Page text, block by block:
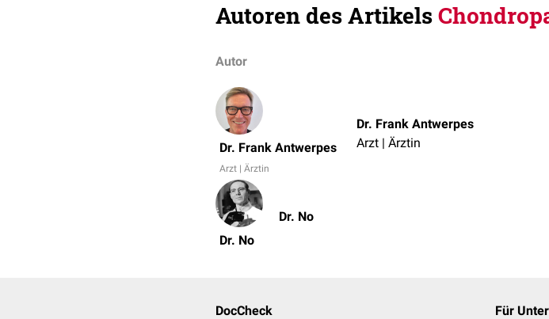
Autoren des Artikels
Autor
Dr. Frank Antwerpes
Arzt | Ärztin
Dr. Frank Antwerpes
Arzt | Ärztin
Dr. No
Dr. No
DocCheck Für